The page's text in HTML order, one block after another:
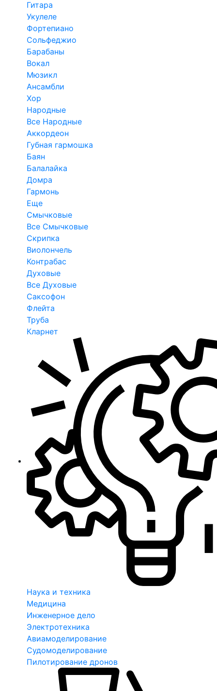
Гитара
Укулеле
Фортепиано
Сольфеджио
Барабаны
Вокал
Мюзикл
Ансамбли
Хор
Народные
Все Народные
Аккордеон
Губная гармошка
Баян
Балалайка
Домра
Гармонь
Еще
Смычковые
Все Смычковые
Скрипка
Виолончель
Контрабас
Духовые
Все Духовые
Саксофон
Флейта
Труба
Кларнет
Наука и техника
Медицина
Инженерное дело
Электротехника
Авиамоделирование
Судомоделирование
Пилотирование дронов